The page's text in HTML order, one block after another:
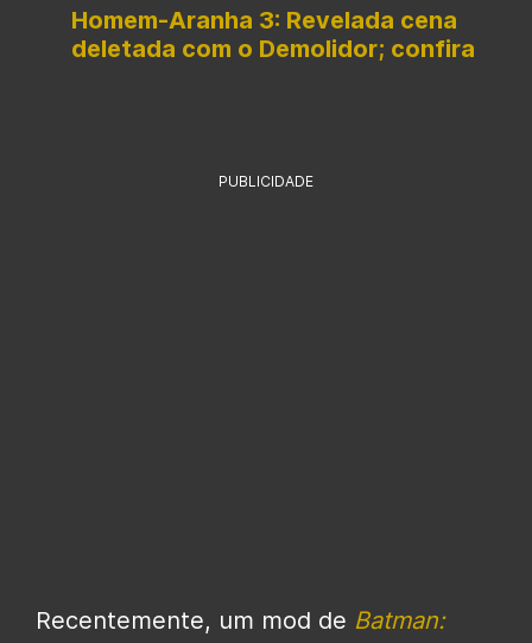
Homem-Aranha 3: Revelada cena
deletada com o Demolidor; confira
PUBLICIDADE
Recentemente, um mod de Batman: